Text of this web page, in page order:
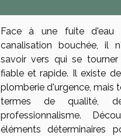
Face à une fuite d'eau
canalisation bouchée, il
savoir vers qui se
fiable et rapide. Il existe
plomberie d'urgence, mais
termes de qualité,
professionnalisme.
éléments déterminaires